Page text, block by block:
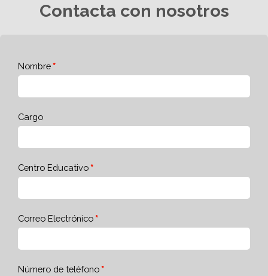
Contacta con nosotros
Nombre
Cargo
Centro Educativo
Correo Electrónico
Número de teléfono